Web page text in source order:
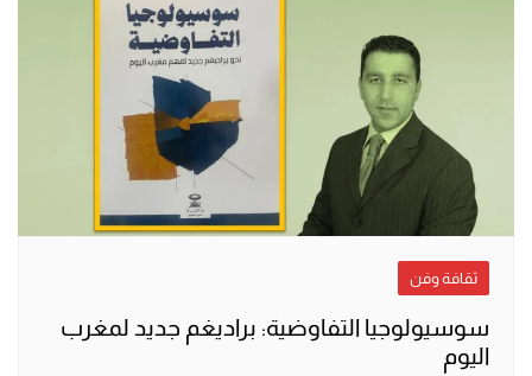
ثقافة وفن
سوسيولوجيا التفاوضية: براديغم جديد لمغرب
اليوم